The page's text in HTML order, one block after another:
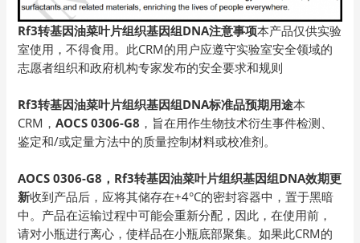
Rf3转基因油菜叶片组织基因组DNA注意事项本产品仅供实验
室使用，不得食用。此CRM的用户应遵守实验室安全领域的
志愿者组织和政府机构专家发布的安全要求和规则
Rf3转基因油菜叶片组织基因组DNA标准品预期用途本
CRM，AOCS 0306-G8 ，旨在用作生物技术衍生事件检测、
鉴定和/或定量方法中的质量控制材料或校准剂。
AOCS 0306-G8，Rf3转基因油菜叶片组织基因组DNA效期更
新收到产品后，应将其储存在+4°C的密封容器中，置于黑暗
中。产品在运输过程中可能会重新分配，因此，在使用前，
请对小瓶进行离心，使样品在小瓶底部聚集。如果此CRM的